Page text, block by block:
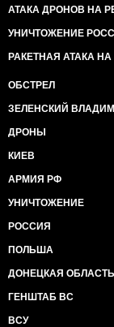
АТАКА ДРОНОВ НА
УНИЧТОЖЕНИЕ
РАКЕТНАЯ АТАКА НА
ОБСТРЕЛ
ЗЕЛЕНСКИЙ
ДРОНЫ
КИЕВ
АРМИЯ РФ
УНИЧТОЖЕНИЕ
РОССИЯ
ПОЛЬША
ДОНЕЦКАЯ ОБЛАСТЬ
ГЕНШТАБ ВС
ВСУ